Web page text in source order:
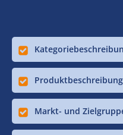
Markt- und